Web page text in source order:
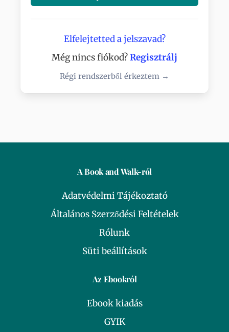
Elfelejtetted a jelszavad?
Még nincs fiókod?Regisztrálj
Régi rendszerből érkeztem →
A Book and Walk-ról
Adatvédelmi Tájékoztató
Általános Szerződési Feltételek
Rólunk
Süti beállítások
Az Ebookról
Ebook kiadás
GYIK